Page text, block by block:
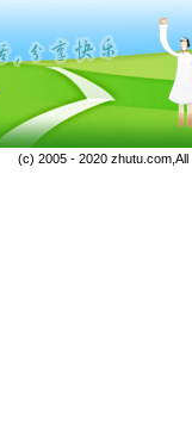
(c) 2005 - 2020